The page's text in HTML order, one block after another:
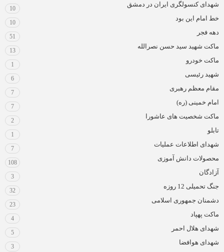
شهدای کنسولگری ایران در دمشق
10
خط امام این بود
10
دهه فجر
51
ماکت شهید سید حسن نصرالله
13
ماکت خودرو
1
شهید رئیسی
6
مقام معظم رهبری
7
امام خمینی (ره)
7
ماکت شخصیت های عاشورا
2
تابلو
1
شهدای اطلاعات عملیات
7
محصولات دانش آموزی
108
آزادگان
3
جنگ تحمیلی 12 روزه
32
دشمنان جمهوری اسلامی
23
ماکت پهپاد
4
شهدای هلال احمر
5
شهدای هوافضا
3